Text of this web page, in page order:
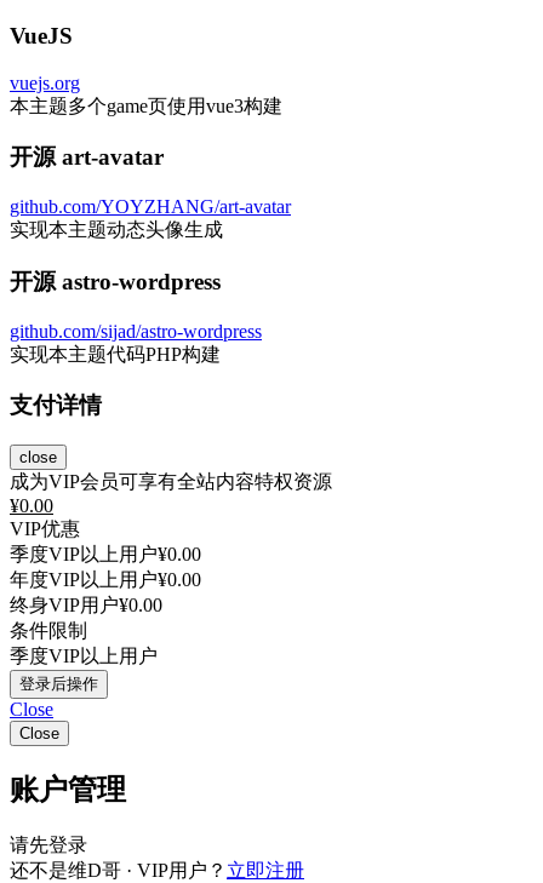
VueJS
vuejs.org
本主题多个game页使用vue3构建
开源 art-avatar
github.com/YOYZHANG/art-avatar
实现本主题动态头像生成
开源 astro-wordpress
github.com/sijad/astro-wordpress
实现本主题代码PHP构建
支付详情
close
成为VIP会员可享有全站内容特权资源
¥0.00
VIP优惠
季度VIP以上用户¥0.00
年度VIP以上用户¥0.00
终身VIP用户¥0.00
条件限制
季度VIP以上用户
登录后操作
Close
Close
账户管理
请先登录
还不是维D哥 · VIP用户？ 立即注册